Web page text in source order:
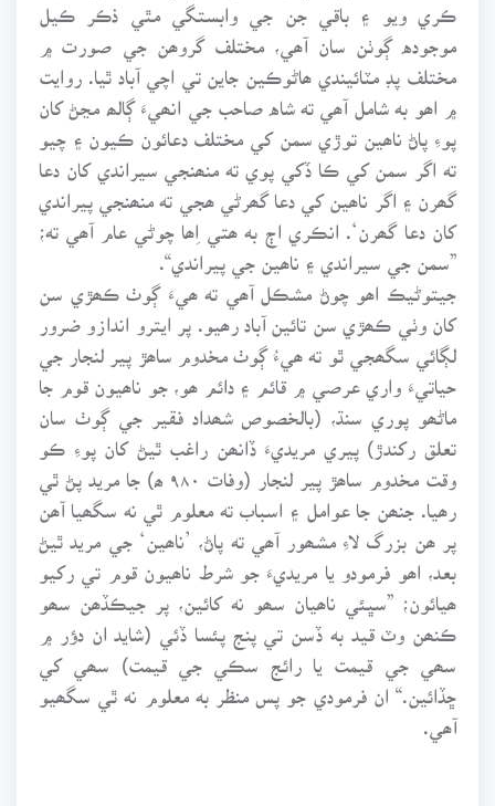
ڪري ويو ۽ باقي جن جي وابستگي مٿي ذڪر ڪيل
موجوده ڳوٺن سان آھي، مختلف گروھن جي صورت ۾
مختلف پڊ مٽائيندي ھاڻوڪين جاين تي اچي آباد ٿيا. روايت
۾ اھو به شامل آھي ته شاه صاحب جي انھيءَ ڳالھ مڃڻ کان
پوءِ پاڻ ناھين توڙي سمن کي مختلف دعائون ڪيون ۽ چيو
ته اگر سمن کي ڪا ڏکي پوي ته منھنجي سيراندي کان دعا
گھرن ۽ اگر ناھين کي دعا گھرڻي ھجي ته منھنجي پيراندي
کان دعا گھرن‘. انڪري اڄ به ھتي اِھا چوڻي عام آھي ته؛
”سمن جي سيراندي ۽ ناھين جي پيراندي“.
جيتوڻيڪ اھو چوڻ مشڪل آھي ته ھيءَ ڳوٺ ڪھڙي سن
کان وٺي ڪھڙي سن تائين آباد رھيو. پر ايترو اندازو ضرور
لڳائي سگھجي ٿو ته ھيءُ ڳوٺ مخدوم ساھڙ پير لنجار جي
حياتيءَ واري عرصي ۾ قائم ۽ دائم ھو، جو ناھيون قوم جا
ماڻھو پوري سنڌ، (بالخصوص شھداد فقير جي ڳوٺ سان
تعلق رکندڙ) پيري مريديءَ ڏانھن راغب ٿيڻ کان پوءِ ڪو
وقت مخدوم ساھڙ پير لنجار (وفات ٩٨٠ ھ) جا مريد پڻ ٿي
رھيا. جنھن جا عوامل ۽ اسباب ته معلوم ٿي نه سگھيا آھن
پر ھن بزرگ لاءِ مشھور آھي ته پاڻ، ’ناھين‘ جي مريد ٿيڻ
بعد، اھو فرمودو يا مريديءَ جو شرط ناھيون قوم تي رکيو
ھيائون؛ ”سڀئي ناھيان سھو نه کائين، پر جيڪڏھن سھو
ڪنھن وٽ قيد به ڏسن تي پنج پئسا ڏئي (شايد ان دؤر ۾
سھي جي قيمت يا رائج سڪي جي قيمت) سھي کي
ڇڏائين.“ ان فرمودي جو پس منظر به معلوم نه ٿي سگھيو
آھي.